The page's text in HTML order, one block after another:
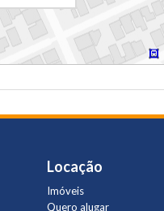
Locação
Imóveis
Quero alugar